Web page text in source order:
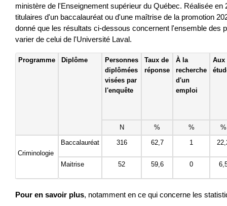
ministère de l'Enseignement supérieur du Québec. Réalisée
titulaires d'un baccalauréat ou d'une maîtrise de la promotion
donné que les résultats ci-dessous concernent l'ensemble des
varier de celui de l'Université Laval.
Programme Diplôme
Personnes
diplômées
visées par
l'enquête
Taux de
réponse
À la
recherche
d'un
emploi
Aux
N % % %
Criminologie
Baccalauréat 316 62,7 1
Maitrise 52 59,6 0
Pour en savoir plus, notamment en ce qui concerne les